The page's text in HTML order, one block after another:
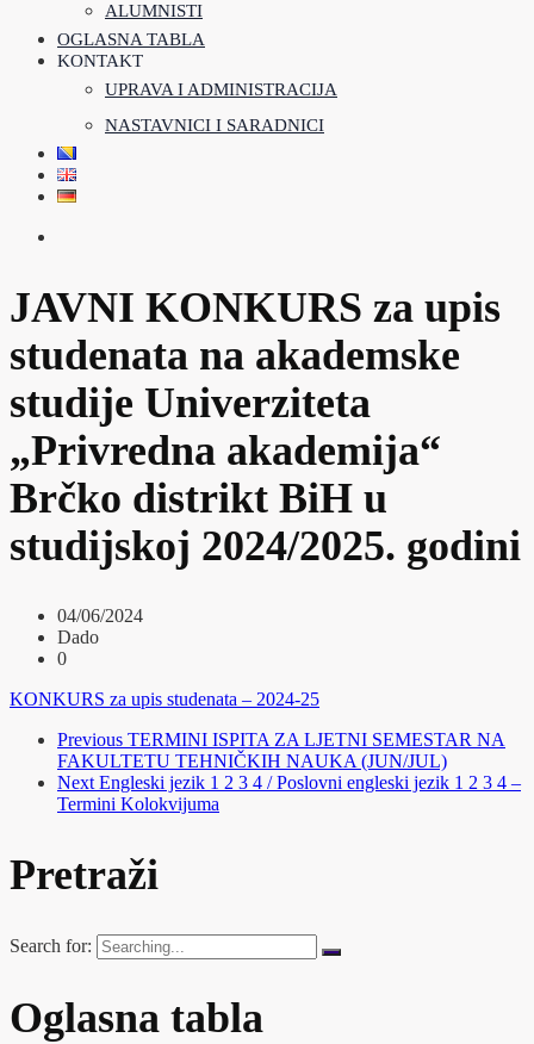
ALUMNISTI
OGLASNA TABLA
KONTAKT
UPRAVA I ADMINISTRACIJA
NASTAVNICI I SARADNICI
JAVNI KONKURS za upis
studenata na akademske
studije Univerziteta
„Privredna akademija“
Brčko distrikt BiH u
studijskoj 2024/2025. godini
04/06/2024
Dado
0
KONKURS za upis studenata – 2024-25
Previous TERMINI ISPITA ZA LJETNI SEMESTAR NA
FAKULTETU TEHNIČKIH NAUKA (JUN/JUL)
Next Engleski jezik 1 2 3 4 / Poslovni engleski jezik 1 2 3 4 –
Termini Kolokvijuma
Pretraži
Search for:
Oglasna tabla